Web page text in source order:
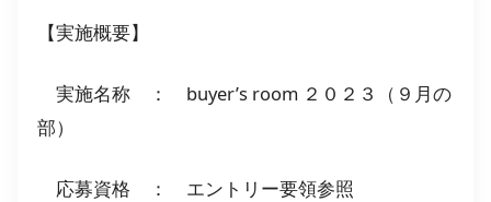
【実施概要】
実施名称 ： buyer’s room ２０２３（９月の
部）
応募資格 ： エントリー要領参照